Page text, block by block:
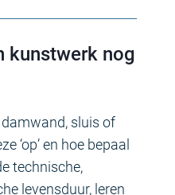
kunstwerk nog
sluis of
‘op’ en hoe bepaal
technische,
levensduur, leren